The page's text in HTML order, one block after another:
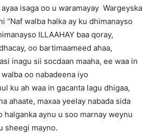
isaga oo u waramayay Wargeyska
“Naf walba halka ay ku dhimanayso
ILLAAHAY baa qoray,
oo bartimaameed ahaa,
inagu sii socdaan maaha, ee waa in
oo nabadeena iyo
ku ah waa in gacanta lagu dhigaa,
ahaate, maxaa yeelay nabada sida
halganka aynu u soo marnay weynu
sheegi mayno.